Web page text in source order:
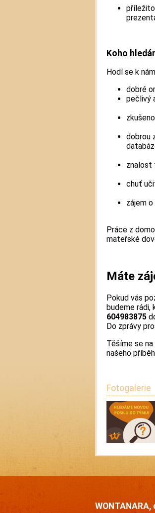
Koho
Hodí se k
dobré
pečlivý
dobrou
znalost
chuť
zájem
Práce z
mateřské
Máte
Pokud vás
budeme rádi,
604983875
Do zprávy
Těšíme se
našeho
Fotogalerie
WONTANARA,